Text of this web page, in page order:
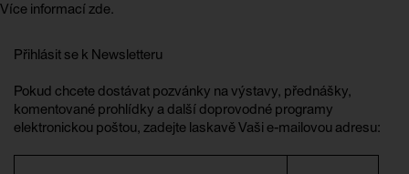
Více informací zde.
Přihlásit se k Newsletteru
Pokud chcete dostávat pozvánky na výstavy, přednášky,
komentované prohlídky a další doprovodné programy
elektronickou poštou, zadejte laskavě Vaši e-mailovou adresu: